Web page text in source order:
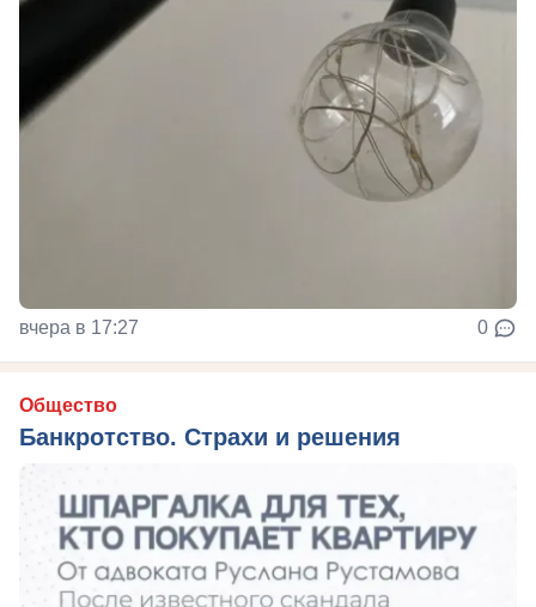
вчера в 17:27 0
Общество
Банкротство. Страхи и решения